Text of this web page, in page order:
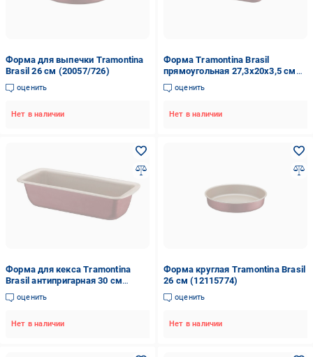
Форма для выпечки Tramontina
Brasil 26 см (20057/726)
оценить
Нет в наличии
Форма Tramontina Brasil
прямоугольная 27,3х20х3,5 см
(20053/722)
оценить
Нет в наличии
Форма для кекса Tramontina
Brasil антипригарная 30 см
(20069/730)
оценить
Нет в наличии
Форма круглая Tramontina Brasil
26 см (12115774)
оценить
Нет в наличии